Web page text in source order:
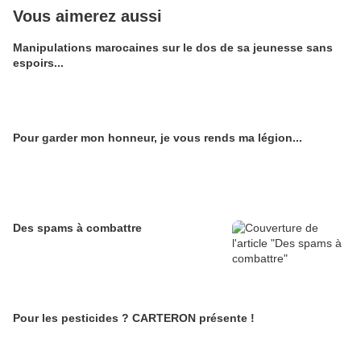
Vous aimerez aussi
Manipulations marocaines sur le dos de sa jeunesse sans
espoirs...
Pour garder mon honneur, je vous rends ma légion...
Des spams à combattre
Pour les pesticides ? CARTERON présente !